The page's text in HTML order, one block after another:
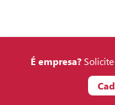
É empresa?Solicite